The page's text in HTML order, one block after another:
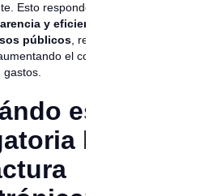
Esto responde a una
y eficiencia en el
públicos , reduciendo
el control de
gastos.
es
la